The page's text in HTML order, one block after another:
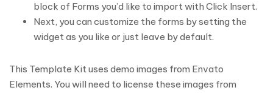
block of Forms you’d like to import with Click Insert.
Next, you can customize the forms by setting the
widget as you like or just leave by default.
This Template Kit uses demo images from Envato
Elements. You will need to license these images from